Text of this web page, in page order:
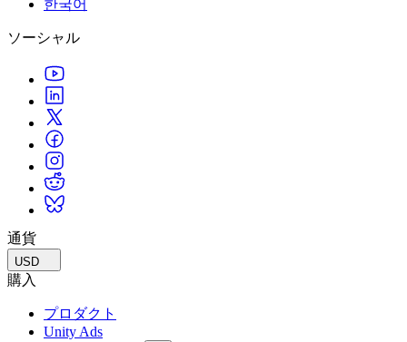
한국어
ソーシャル
通貨
USD
購入
プロダクト
Unity Ads